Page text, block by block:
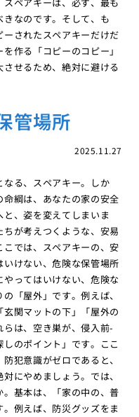
なのです。そして、も
されたスペアキーだけだ
作る「コピーのコピー」
せるため、絶対に避ける
管場所
2025.11.27
る、スペアキー。しか
綱は、あなたの家の安全
、姿を変えてしまいま
が考えつくような、安易
では、スペアキーの、安
けない、危険な保管場所
ってはいけない、危険な
「屋外」です。例えば、
玄関マットの下」「屋外の
は、空き巣が、侵入前-
のポイント」です。ここ
犯意識がゼロであると、
にやめましょう。では、
基本は、「家の中の、普
例えば、防災グッズをま